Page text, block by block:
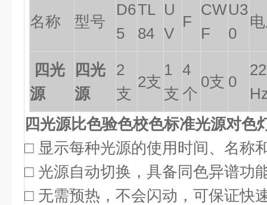
名称 型号
D6
5
TL
84
U
V
F
CW
F
U3
0
四光
源
四光
源
2
支
2支
1
支
4
个
0支 0
四光源比色验色校色标准光源对色
□ 显示每种光源的使用时间、名称
□ 光源自动切换，具备同色异谱功
□ 无需预热，不会闪动，可保证快